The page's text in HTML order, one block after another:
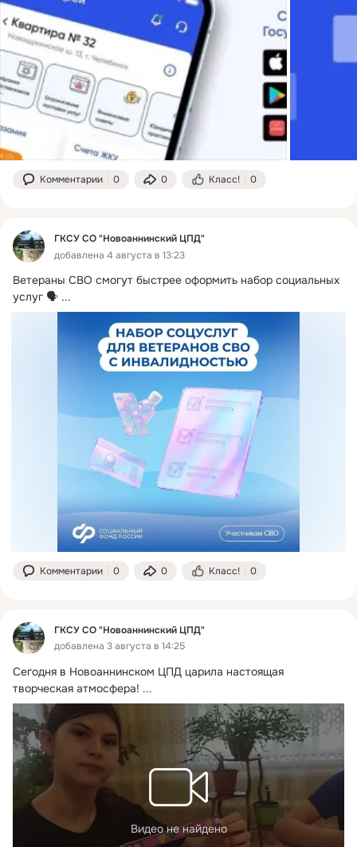
Комментарии 0 0 Класс! 0
ГКСУ СО "Новоаннинский ЦПД"
добавлена 4 августа в 13:23
Ветераны СВО смогут быстрее оформить набор социальных
услуг 🗣️ ...
Комментарии 0 0 Класс! 0
ГКСУ СО "Новоаннинский ЦПД"
добавлена 3 августа в 14:25
Сегодня в Новоаннинском ЦПД царила настоящая
творческая атмосфера! ...
Видео не найдено